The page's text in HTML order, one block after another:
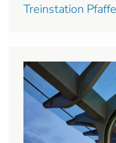
Treinstation